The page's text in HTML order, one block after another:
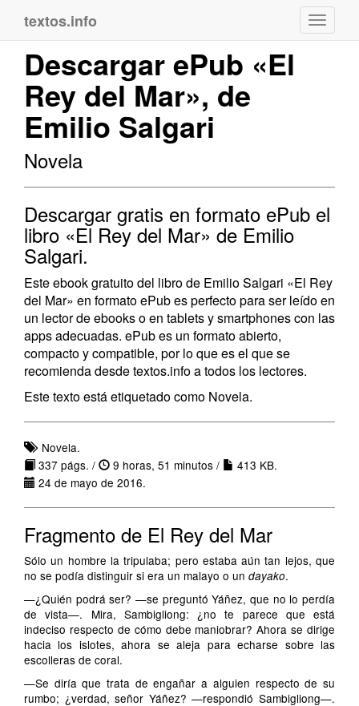
textos.info
Descargar ePub «El
Rey del Mar», de
Emilio Salgari
Novela
Descargar gratis en formato ePub el
libro «El Rey del Mar» de Emilio
Salgari.
Este ebook gratuito del libro de Emilio Salgari «El Rey
del Mar» en formato ePub es perfecto para ser leído en
un lector de ebooks o en tablets y smartphones con las
apps adecuadas. ePub es un formato abierto,
compacto y compatible, por lo que es el que se
recomienda desde textos.info a todos los lectores.
Este texto está etiquetado como Novela.
Novela.
337 págs. /
9 horas, 51 minutos /
413 KB.
24 de mayo de 2016.
Fragmento de El Rey del Mar
Sólo un hombre la tripulaba; pero estaba aún tan lejos, que
no se podía distinguir si era un malayo o un dayako.
—¿Quién podrá ser? —se preguntó Yáñez, que no lo perdía
de vista—. Mira, Sambigliong: ¿no te parece que está
indeciso respecto de cómo debe maniobrar? Ahora se dirige
hacia los islotes, ahora se aleja para echarse sobre las
escolleras de coral.
—Se diría que trata de engañar a alguien respecto de su
rumbo; ¿verdad, señor Yáñez? —respondió Sambigliong—.